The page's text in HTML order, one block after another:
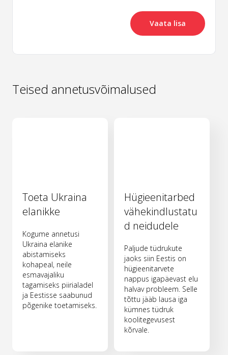
Vaata lisa
Teised annetusvõimalused
Toeta Ukraina
elanikke
Kogume annetusi
Ukraina elanike
abistamiseks
kohapeal, neile
esmavajaliku
tagamiseks piirialadel
ja Eestisse saabunud
põgenike toetamiseks.
Hügieenitarbed
vähekindlustatu
d neidudele
Paljude tüdrukute
jaoks siin Eestis on
hügieenitarvete
nappus igapäevast elu
halvav probleem. Selle
tõttu jääb lausa iga
kümnes tüdruk
koolitegevusest
kõrvale.